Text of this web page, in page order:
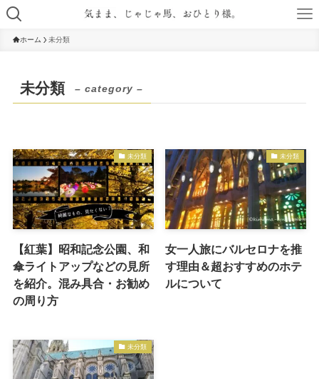
ホーム 未分類
未分類 – category –
未分類
【紅葉】昭和記念公園、和
傘ライトアップなどの見所
を紹介。混み具合・お勧め
の周り方
未分類
女一人旅にバルセロナを推
す理由＆超おすすめのホテ
ルについて
未分類